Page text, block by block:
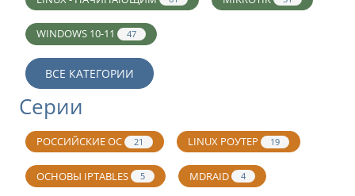
WINDOWS 10-11 47
ВСЕ КАТЕГОРИИ
Серии
РОССИЙСКИЕ ОС 21 LINUX РОУТЕР 19
ОСНОВЫ IPTABLES 5 MDRAID 4